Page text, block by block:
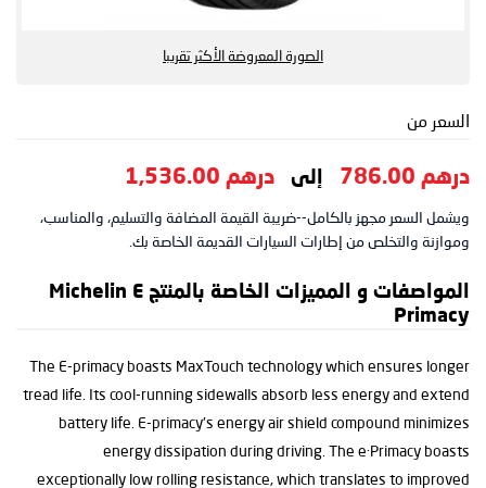
الصورة المعروضة الأكثر تقريبا
السعر من
درهم 786.00 إلى درهم 1,536.00
ويشمل السعر مجهز بالكامل--ضريبة القيمة المضافة والتسليم، والمناسب،
وموازنة والتخلص من إطارات السيارات القديمة الخاصة بك.
المواصفات و المميزات الخاصة بالمنتج Michelin E
Primacy
The E-primacy boasts MaxTouch technology which ensures longer
tread life. Its cool-running sidewalls absorb less energy and extend
battery life. E-primacy's energy air shield compound minimizes
energy dissipation during driving. The e·Primacy boasts
exceptionally low rolling resistance, which translates to improved